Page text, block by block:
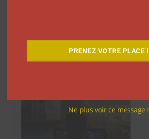
Découvrez notre documentaire
PRENEZ VOTRE PLACE !
Ne plus voir ce message !